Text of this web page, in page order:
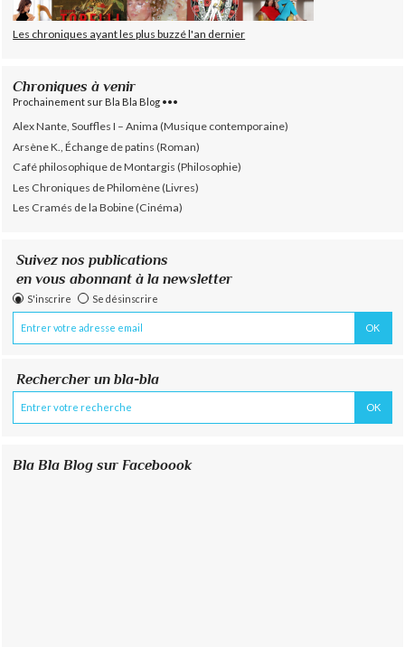
Les chroniques ayant les plus buzzé l'an dernier
Chroniques à venir
Prochainement sur Bla Bla Blog •••
Alex Nante, Souffles I – Anima (Musique contemporaine)
Arsène K., Échange de patins (Roman)
Café philosophique de Montargis (Philosophie)
Les Chroniques de Philomène (Livres)
Les Cramés de la Bobine (Cinéma)
Suivez nos publications
en vous abonnant à la newsletter
S'inscrire Se désinscrire
Rechercher un bla-bla
Bla Bla Blog sur Faceboook